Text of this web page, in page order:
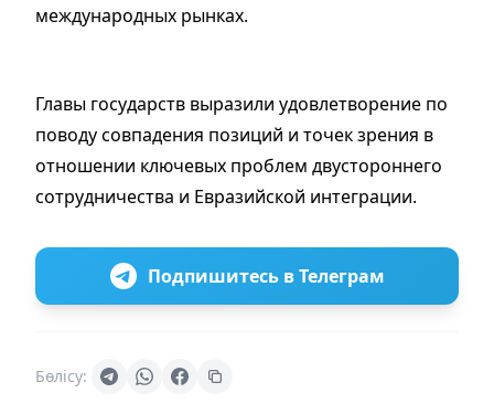
международных рынках.
Главы государств выразили удовлетворение по
поводу совпадения позиций и точек зрения в
отношении ключевых проблем двустороннего
сотрудничества и Евразийской интеграции.
Подпишитесь в Телеграм
Бөлісу: